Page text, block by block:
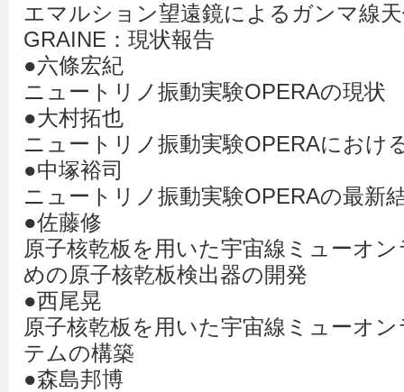
エマルション望遠鏡によるガンマ線
GRAINE：現状報告
●六條宏紀
ニュートリノ振動実験OPERAの現状
●大村拓也
ニュートリノ振動実験OPERAにおけ
●中塚裕司
ニュートリノ振動実験OPERAの最新
●佐藤修
原子核乾板を用いた宇宙線ミューオ
めの原子核乾板検出器の開発
●西尾晃
原子核乾板を用いた宇宙線ミューオ
テムの構築
●森島邦博